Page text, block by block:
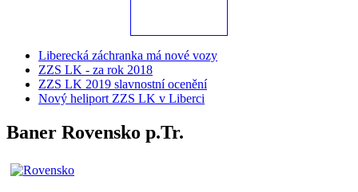
Liberecká záchranka má nové vozy
ZZS LK - za rok 2018
ZZS LK 2019 slavnostní ocenění
Nový heliport ZZS LK v Liberci
Baner Rovensko p.Tr.